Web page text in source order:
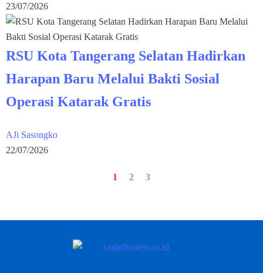
23/07/2026
RSU Kota Tangerang Selatan Hadirkan
Harapan Baru Melalui Bakti Sosial
Operasi Katarak Gratis
AJi Sasongko
22/07/2026
1 2 3